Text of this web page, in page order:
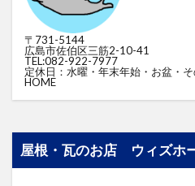
〒731-5144
広島市佐伯区三筋2-10-41
TEL:082-922-7977
定休日：水曜・年末年始・お盆・
HOME
屋根・瓦のお店 ウィズホ